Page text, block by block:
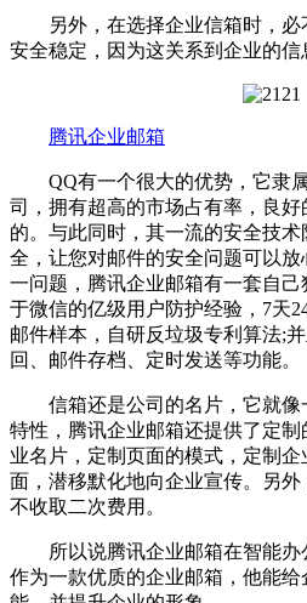
另外，在选择企业信箱时，必
安全稳定，因为这关系到企业的信
腾讯企业邮箱
QQ有一个很大的优势，它隶
司，拥有超高的市场占有率，良
的。与此同时，其一流的安全技
全，让您对邮件的安全问题可以
一问题，腾讯企业邮箱有一套自
于微信的亿级用户防护经验，7天
邮件样本，自研反垃圾专利算法;
回、邮件存档、定时发送等功能。
信箱还是公司的名片，它就像
特性，腾讯企业邮箱还提供了定
业名片，定制页面的模式，定制
面，潜移默化地向企业宣传。另外
不收取二次费用。
所以说腾讯企业邮箱在智能办
作为一款优质的企业邮箱，他能